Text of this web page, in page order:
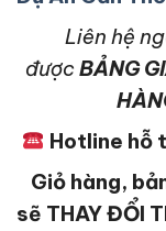
Liên hệ
được BẢNG
Hotline hỗ
Giỏ hàng,
sẽ THAY ĐỔI